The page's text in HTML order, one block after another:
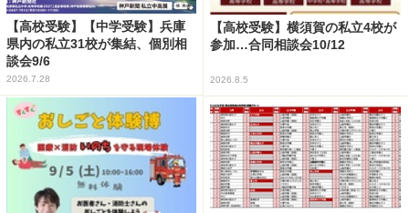
【高校受験】【中学受験】兵庫
県内の私立31校が集結、個別相
談会9/6
2026.7.28
【高校受験】横須賀の私立4校が
参加…合同相談会10/12
2026.8.5